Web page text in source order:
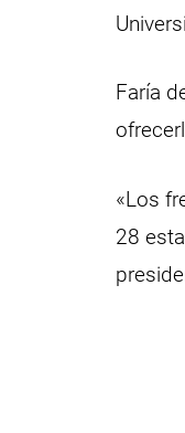
Faría
«Los
28